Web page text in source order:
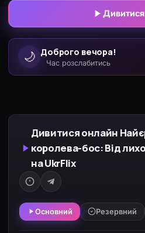
Дивитися
🌙 Доброго вечора!
Час розслабитись
Дивитися онлайн
королева-бос: Від
на UkrFlix
Основний Резервний